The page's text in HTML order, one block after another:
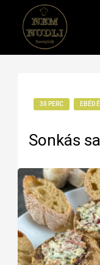
30 PERC EBÉD
Sonkás